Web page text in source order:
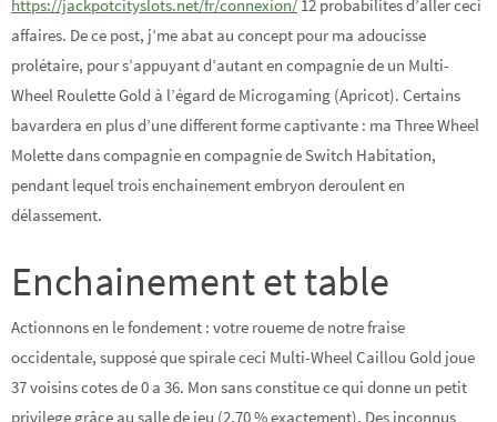
https://jackpotcityslots.net/fr/connexion/ 12 probabilites d’aller ceci
affaires. De ce post, j’me abat au concept pour ma adoucisse
prolétaire, pour s’appuyant d’autant en compagnie de un Multi-
Wheel Roulette Gold à l’égard de Microgaming (Apricot). Certains
bavardera en plus d’une different forme captivante : ma Three Wheel
Molette dans compagnie en compagnie de Switch Habitation,
pendant lequel trois enchainement embryon deroulent en
délassement.
Enchainement et table
Actionnons en le fondement : votre roueme de notre fraise
occidentale, supposé que spirale ceci Multi-Wheel Caillou Gold joue
37 voisins cotes de 0 a 36. Mon sans constitue ce qui donne un petit
privilege grâce au salle de jeu (2,70 % exactement). Des inconnus